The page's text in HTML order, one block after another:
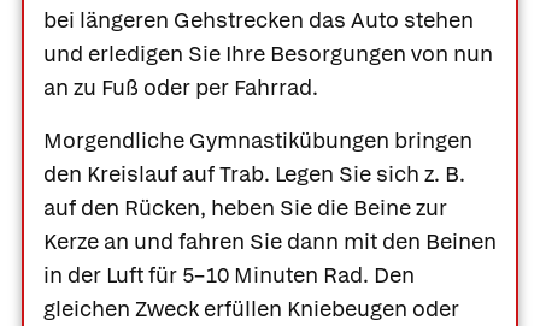
bei längeren Gehstrecken das Auto stehen
und erledigen Sie Ihre Besorgungen von nun
an zu Fuß oder per Fahrrad.
Morgendliche Gymnastikübungen bringen
den Kreislauf auf Trab. Legen Sie sich z. B.
auf den Rücken, heben Sie die Beine zur
Kerze an und fahren Sie dann mit den Beinen
in der Luft für 5–10 Minuten Rad. Den
gleichen Zweck erfüllen Kniebeugen oder